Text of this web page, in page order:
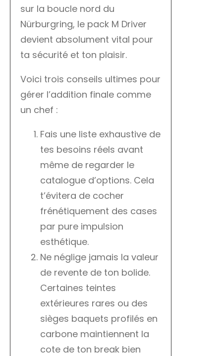
sur la boucle nord du
Nürburgring, le pack M Driver
devient absolument vital pour
ta sécurité et ton plaisir.
Voici trois conseils ultimes pour
gérer l’addition finale comme
un chef :
Fais une liste exhaustive de
tes besoins réels avant
même de regarder le
catalogue d’options. Cela
t’évitera de cocher
frénétiquement des cases
par pure impulsion
esthétique.
Ne néglige jamais la valeur
de revente de ton bolide.
Certaines teintes
extérieures rares ou des
sièges baquets profilés en
carbone maintiennent la
cote de ton break bien